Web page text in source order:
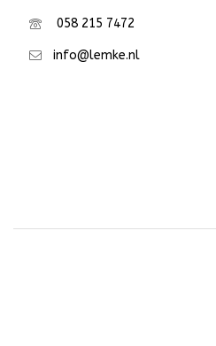
058 215 7472
info@lemke.nl